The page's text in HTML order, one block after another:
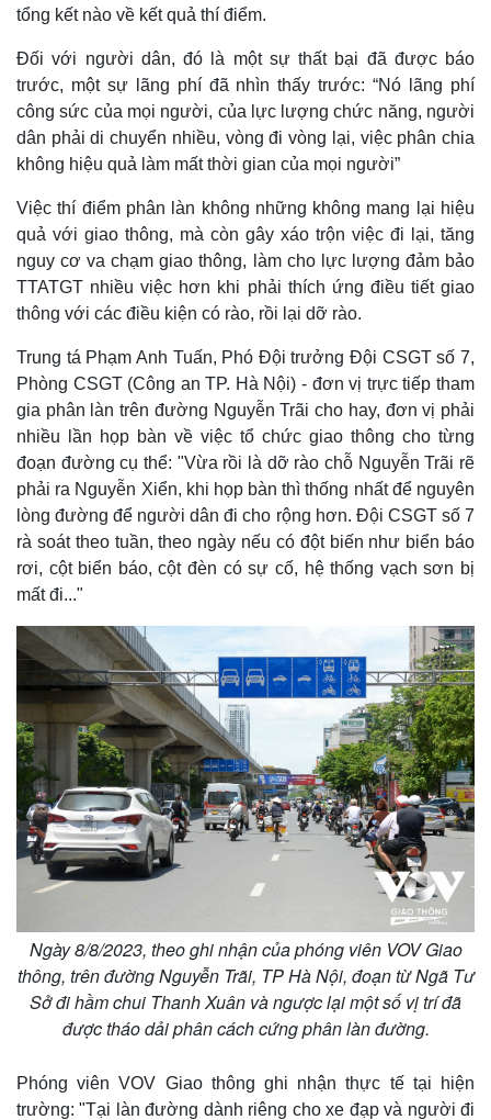
Quan sát
Hồ sơ
E-Magazine
Infographic
tổng kết nào về kết quả thí điểm.
Đối với người dân, đó là một sự thất bại đã được báo
trước, một sự lãng phí đã nhìn thấy trước: “Nó lãng phí
công sức của mọi người, của lực lượng chức năng, người
dân phải di chuyển nhiều, vòng đi vòng lại, việc phân chia
không hiệu quả làm mất thời gian của mọi người”
Việc thí điểm phân làn không những không mang lại hiệu
quả với giao thông, mà còn gây xáo trộn việc đi lại, tăng
nguy cơ va chạm giao thông, làm cho lực lượng đảm bảo
TTATGT nhiều việc hơn khi phải thích ứng điều tiết giao
thông với các điều kiện có rào, rồi lại dỡ rào.
Trung tá Phạm Anh Tuấn, Phó Đội trưởng Đội CSGT số 7,
Phòng CSGT (Công an TP. Hà Nội) - đơn vị trực tiếp tham
gia phân làn trên đường Nguyễn Trãi cho hay, đơn vị phải
nhiều lần họp bàn về việc tổ chức giao thông cho từng
đoạn đường cụ thể: "Vừa rồi là dỡ rào chỗ Nguyễn Trãi rẽ
phải ra Nguyễn Xiển, khi họp bàn thì thống nhất để nguyên
lòng đường để người dân đi cho rộng hơn. Đội CSGT số 7
rà soát theo tuần, theo ngày nếu có đột biến như biển báo
rơi, cột biển báo, cột đèn có sự cố, hệ thống vạch sơn bị
mất đi..."
Ngày 8/8/2023, theo ghi nhận của phóng viên VOV Giao
thông, trên đường Nguyễn Trãi, TP Hà Nội, đoạn từ Ngã Tư
Sở đi hầm chui Thanh Xuân và ngược lại một số vị trí đã
được tháo dải phân cách cứng phân làn đường.
Phóng viên VOV Giao thông ghi nhận thực tế tại hiện
trường: "Tại làn đường dành riêng cho xe đạp và người đi